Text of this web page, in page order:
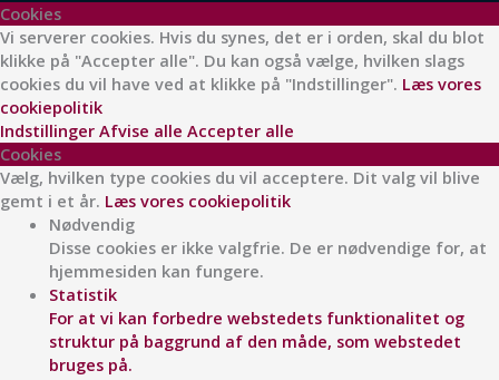
Cookies
Vi serverer cookies. Hvis du synes, det er i orden, skal du blot
klikke på "Accepter alle". Du kan også vælge, hvilken slags
cookies du vil have ved at klikke på "Indstillinger". Læs vores
cookiepolitik
Indstillinger Afvise alle Accepter alle
Cookies
Vælg, hvilken type cookies du vil acceptere. Dit valg vil blive
gemt i et år. Læs vores cookiepolitik
Nødvendig
Disse cookies er ikke valgfrie. De er nødvendige for, at
hjemmesiden kan fungere.
Statistik
For at vi kan forbedre webstedets funktionalitet og
struktur på baggrund af den måde, som webstedet
bruges på.